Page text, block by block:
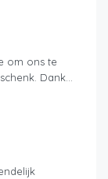
om ons te
Dank…